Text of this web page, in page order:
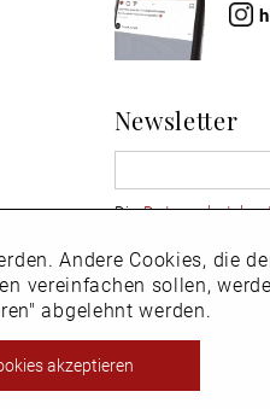
Newsletter
Die
Hiervom
Ausland steuerbefreit.
Andere Cookies, die
vereinfachen sollen,
abgelehnt werden.
akzeptieren